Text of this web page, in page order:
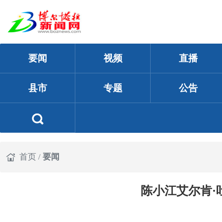
要闻 视频 直播
县市 专题 公告
首页/要闻
陈小江艾尔肯